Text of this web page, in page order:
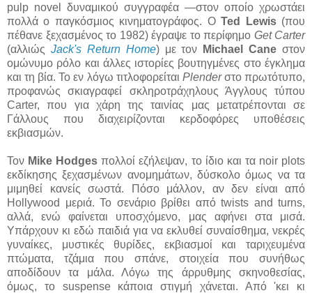
pulp novel δυναμικού συγγραφέα —στον οποίο χρωστάει
πολλά ο παγκόσμιος κινηματογράφος. ΟTed Lewis(που
πέθανε ξεχασμένος το 1982) έγραψε το περίφημο Get Carter
(αλλιώς Jack's Return Home) με τον Michael Cane στον
ομώνυμο ρόλο και άλλες ιστορίες βουτηγμένες στο έγκλημα
και τη βία. Το εν λόγω τιτλοφορείται Plenderστο πρωτότυπο,
προφανώς σκιαγραφεί σκληροτράχηλους Άγγλους τύπου
Carter, που για χάρη της ταινίας μας μετατρέπονται σε
Γάλλους που διαχειρίζονται κερδοφόρες υποθέσεις
εκβιασμών.
Τον Mike Hodges πολλοί εζήλεψαν, το ίδιο και τα noir plots
εκδίκησης ξεχασμένων ανομημάτων, δύσκολο όμως να τα
μιμηθεί κανείς σωστά. Πόσο μάλλον, αν δεν είναι από
Hollywood μεριά. Το σενάριο βρίθει από twists and turns,
αλλά, ενώ φαίνεται υποσχόμενο, μας αφήνει στα μισά.
Υπάρχουν κι εδώ παιδιά για να εκλυθεί συναίσθημα, νεκρές
γυναίκες, μυστικές θυρίδες, εκβιασμοί και ταριχευμένα
πτώματα, τζάμια που σπάνε, στοιχεία που συνήθως
αποδίδουν τα μάλα. Λόγω της άρρυθμης σκηνοθεσίας,
όμως, το suspense κάποια στιγμή χάνεται. Από 'κει κι